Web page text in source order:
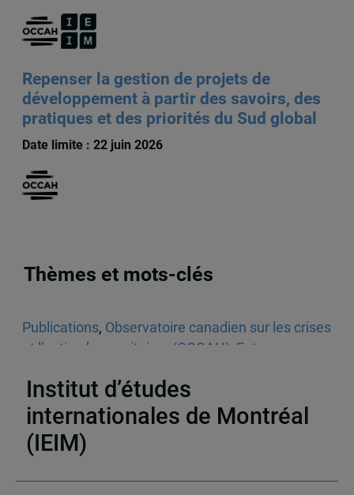
Repenser la gestion de projets de
développement à partir des savoirs, des
pratiques et des priorités du Sud global
Date limite : 22 juin 2026
Thèmes et mots-clés
Publications, Observatoire canadien sur les crises
et l’action humanitaires (OCCAH) Entrevues
Institut d’études
internationales de Montréal
(IEIM)